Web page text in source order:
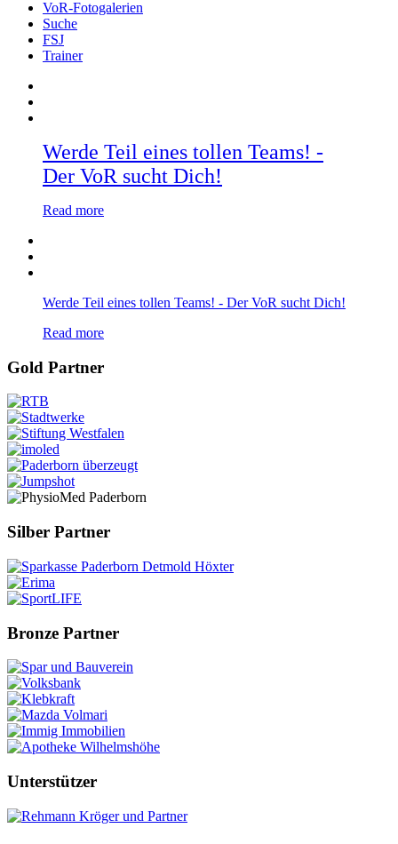
VoR-Fotogalerien
Suche
FSJ
Trainer
Werde Teil eines tollen Teams! -
Der VoR sucht Dich!
Read more
Werde Teil eines tollen Teams! - Der VoR sucht Dich!
Read more
Gold Partner
Silber Partner
Bronze Partner
Unterstützer